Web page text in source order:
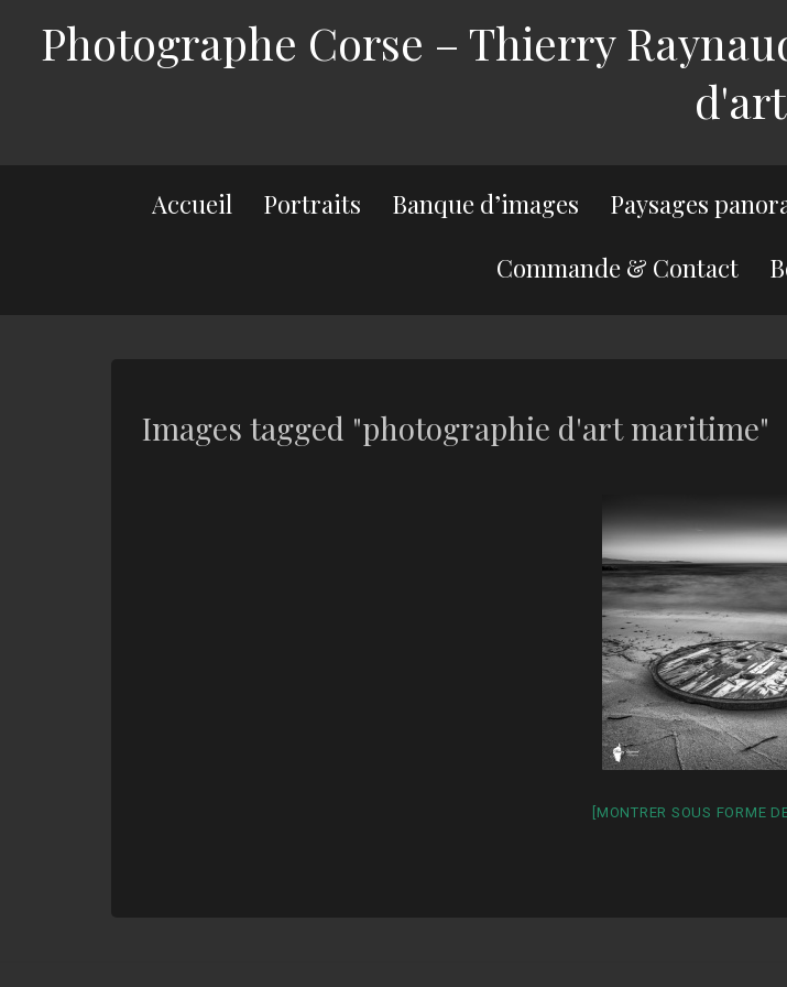
Photographe Corse – Thierry
d'art
Accueil Portraits Banque d’images Paysages
Commande & Contact
Images tagged "photographie d'art maritime"
[MONTRER SOUS FORME